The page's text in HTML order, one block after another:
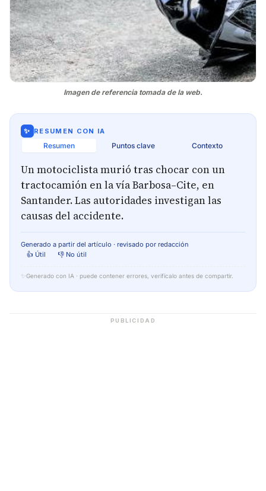
Imagen de referencia tomada de la web.
✨ RESUMEN CON IA
Resumen Puntos clave Contexto
Un motociclista murió tras chocar con un
tractocamión en la vía Barbosa–Cite, en
Santander. Las autoridades investigan las
causas del accidente.
Generado a partir del artículo · revisado por redacción
👍 Útil
👎 No útil
✨ Generado con IA · puede contener errores, verifícalo antes de compartir.
PUBLICIDAD